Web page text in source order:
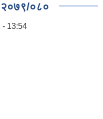
२०७९/०८०
- 13:54